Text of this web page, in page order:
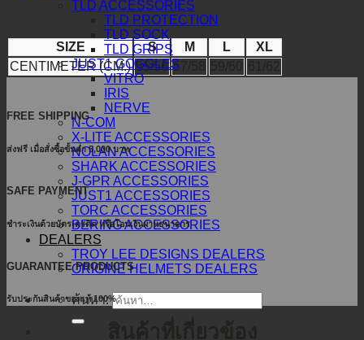
TLD ACCESSORIES
TLD PROTECTION
TLD SOCK
TLD GRIPS
JUST1 GOGGLES
VITRO
IRIS
NERVE
N-COM
X-LITE ACCESSORIES
NOLAN ACCESSORIES
SHARK ACCESSORIES
J-GPR ACCESSORIES
JUST1 ACCESSORIES
TORC ACCESSORIES
BERING ACCESSORIES
DEALERS
TROY LEE DESIGNS DEALERS
ORIGINE HELMETS DEALERS
ค้นหา:
SIZE S M L
XL
CENTIMETER (CM.) 55/56 57/58
FREE SHIPPING
ส่งฟรี เมื่อสั่งซื้อขั้นต่ำ 5,000 บาท
SAFE PAYMENT
ชำระเงินด้วยบัตรเครดิต หรือโอนเงินผ่านธนาคาร
GUARANTEE PRODUCTS
รับประกันสินค้าของแท้ 100%